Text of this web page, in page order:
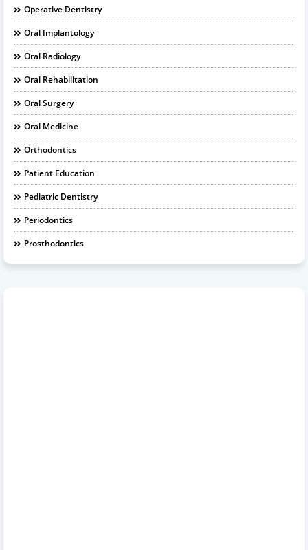
Operative Dentistry
Oral Implantology
Oral Radiology
Oral Rehabilitation
Oral Surgery
Oral Medicine
Orthodontics
Patient Education
Pediatric Dentistry
Periodontics
Prosthodontics